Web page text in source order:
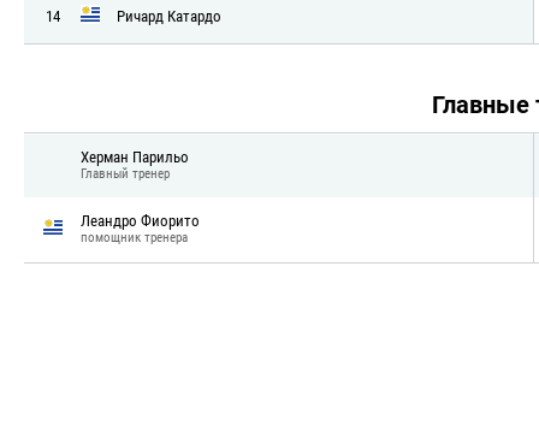
14 Ричард Катардо
Главные
Херман Парильо
Главный тренер
Леандро Фиорито
помощник тренера